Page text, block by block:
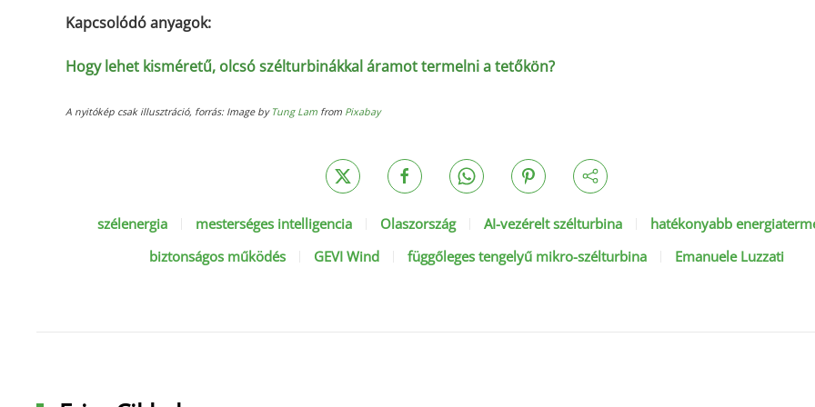
Kapcsolódó anyagok:
Hogy lehet kisméretű, olcsó szélturbinákkal áramot termelni a tetőkön?
A nyitókép csak illusztráció, forrás: Image by Tung Lam from Pixabay
szélenergia mesterséges intelligencia Olaszország AI-vezérelt szélturbina
hatékonyabb
biztonságos működés
GEVI Wind függőleges tengelyű mikro-szélturbina Emanuele Luzzati